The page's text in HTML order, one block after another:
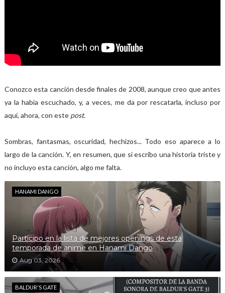
Conozco esta canción desde finales de 2008, aunque creo que antes
ya la había escuchado, y, a veces, me da por rescatarla, incluso por
aquí, ahora, con este post.
Sombras, fantasmas, oscuridad, hechizos... Todo eso aparece a lo
largo de la canción. Y, en resumen, que si escribo una historia triste y
no incluyo esta canción, algo me falta.
HANAMI DANGO
Participo en la lista de mejores openings de esta
temporada de anime en Hanami Dango
Aug 03, 2026
BALDUR'S GATE